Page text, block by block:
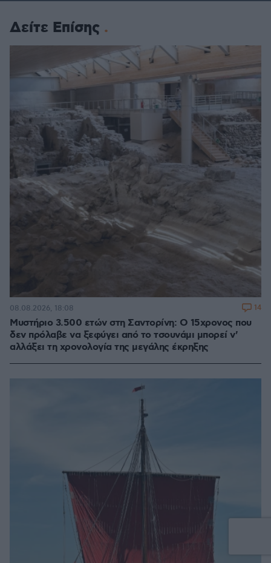
Δείτε Επίσης
Μυστήριο 3.500 ετών στη Σαντορίνη: Ο 15χρονος που
δεν πρόλαβε να ξεφύγει από το τσουνάμι μπορεί ν'
αλλάξει τη χρονολογία της μεγάλης έκρηξης
08.08.2026, 18:08 14